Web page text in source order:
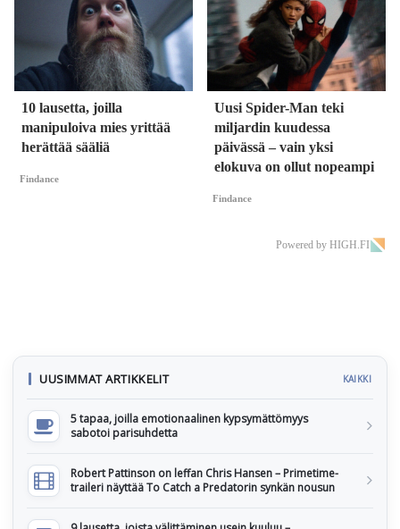
10 lausetta, joilla
manipuloiva mies yrittää
herättää sääliä
Findance
Uusi Spider-Man teki
miljardin kuudessa
päivässä – vain yksi
elokuva on ollut nopeampi
Findance
Powered by HIGH.FI
UUSIMMAT ARTIKKELIT KAIKKI
5 tapaa, joilla emotionaalinen kypsymättömyys
sabotoi parisuhdetta
Robert Pattinson on leffan Chris Hansen – Primetime-
traileri näyttää To Catch a Predatorin synkän nousun